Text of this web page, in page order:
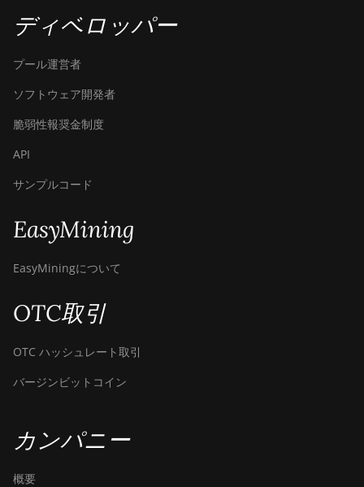
ディベロッパー
プール運営者
ソフトウェア開発者
脆弱性報奨金制度
API
サンプルコード
EasyMining
EasyMiningについて
OTC取引
OTC ハッシュレート取引
バージンビットコイン
カンパニー
概要